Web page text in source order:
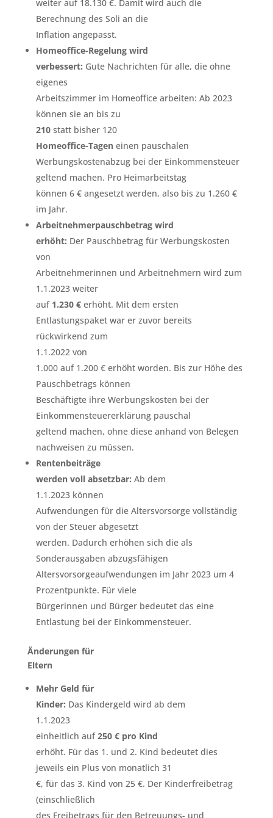
weiter auf 18.130 €. Damit wird auch die
Berechnung des Soli an die
Inflation angepasst.
Homeoffice-Regelung wird
verbessert: Gute Nachrichten für alle, die ohne
eigenes
Arbeitszimmer im Homeoffice arbeiten: Ab 2023
können sie an bis zu
210statt bisher 120
Homeoffice-Tageneinen pauschalen
Werbungskostenabzug bei der Einkommensteuer
geltend machen. Pro Heimarbeitstag
können 6 € angesetzt werden, also bis zu 1.260 €
im Jahr.
Arbeitnehmerpauschbetrag wird
erhöht: Der Pauschbetrag für Werbungskosten
von
Arbeitnehmerinnen und Arbeitnehmern wird zum
1.1.2023 weiter
auf 1.230 €erhöht. Mit dem ersten
Entlastungspaket war er zuvor bereits
rückwirkend zum
1.1.2022 von
1.000 auf 1.200 € erhöht worden. Bis zur Höhe des
Pauschbetrags können
Beschäftigte ihre Werbungskosten bei der
Einkommensteuererklärung pauschal
geltend machen, ohne diese anhand von Belegen
nachweisen zu müssen.
Rentenbeiträge
werden voll absetzbar: Ab dem
1.1.2023 können
Aufwendungen für die Altersvorsorge vollständig
von der Steuer abgesetzt
werden. Dadurch erhöhen sich die als
Sonderausgaben abzugsfähigen
Altersvorsorgeaufwendungen im Jahr 2023 um 4
Prozentpunkte. Für viele
Bürgerinnen und Bürger bedeutet das eine
Entlastung bei der Einkommensteuer.
Änderungen für
Eltern
Mehr Geld für
Kinder: Das Kindergeld wird ab dem
1.1.2023
einheitlich auf250 € pro Kind
erhöht. Für das 1. und 2. Kind bedeutet dies
jeweils ein Plus von monatlich 31
€, für das 3. Kind von 25 €. Der Kinderfreibetrag
(einschließlich
des Freibetrags für den Betreuungs- und